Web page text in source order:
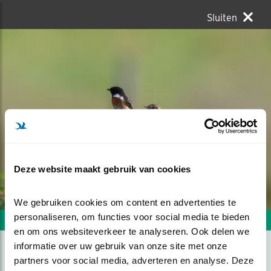
Deze website maakt gebruik van cookies
We gebruiken cookies om content en advertenties te
personaliseren, om functies voor social media te bieden
en om ons websiteverkeer te analyseren. Ook delen we
informatie over uw gebruik van onze site met onze
partners voor social media, adverteren en analyse. Deze
Sluiten
Volgende foto Vorige foto